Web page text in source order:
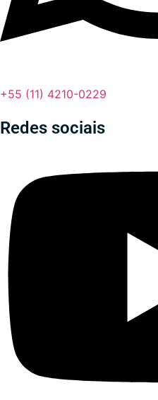
+55 (11) 4210-0229
Redes sociais